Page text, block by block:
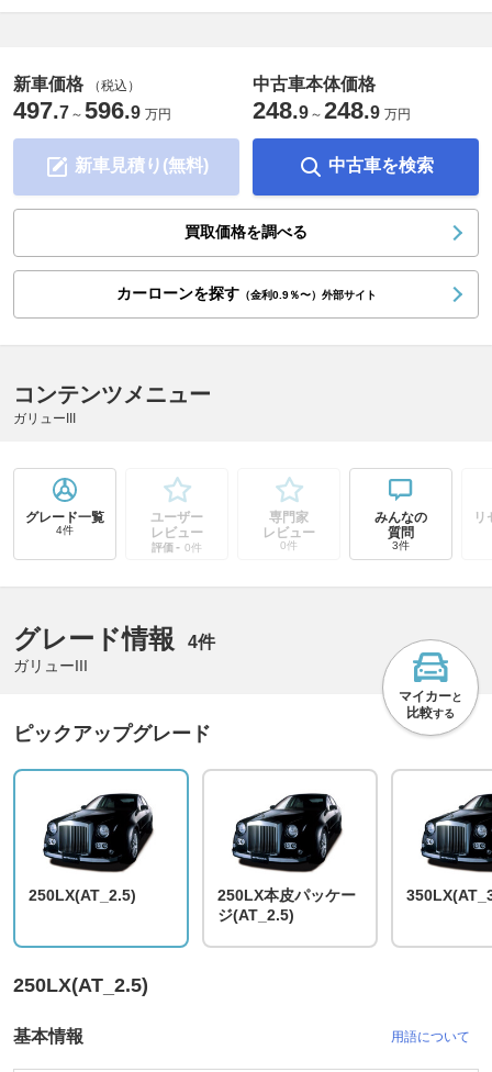
新車価格 （税込）
497.7 ～ 596.9 万円
新車見積り(無料)
中古車本体価格
248.9 ～ 248.9 万円
中古車を検索
買取価格を調べる
カーローンを探す（金利0.9％〜）外部サイト
コンテンツメニュー
ガリューIII
グレード一覧
4件
ユーザー
レビュー
評価- 0件
専門家
レビュー
0件
みんなの
質問
3件
リ
グレード情報 4件
ガリューIII
マイカーと
比較する
ピックアップグレード
250LX(AT_2.5)
250LX本皮パッケー
ジ(AT_2.5)
250LX(AT_2.5)
基本情報 用語について